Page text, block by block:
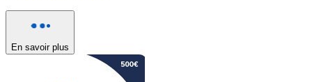
En savoir plus